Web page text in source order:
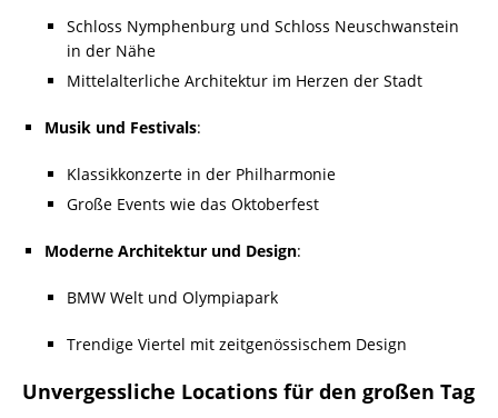
Schloss Nymphenburg und Schloss Neuschwanstein
in der Nähe
Mittelalterliche Architektur im Herzen der Stadt
Musik und Festivals:
Klassikkonzerte in der Philharmonie
Große Events wie das Oktoberfest
Moderne Architektur und Design:
BMW Welt und Olympiapark
Trendige Viertel mit zeitgenössischem Design
Unvergessliche Locations für den großen Tag